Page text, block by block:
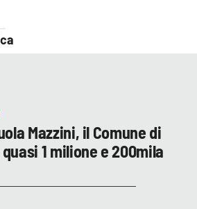
Mazzini, il Comune di
1 milione e 200mila